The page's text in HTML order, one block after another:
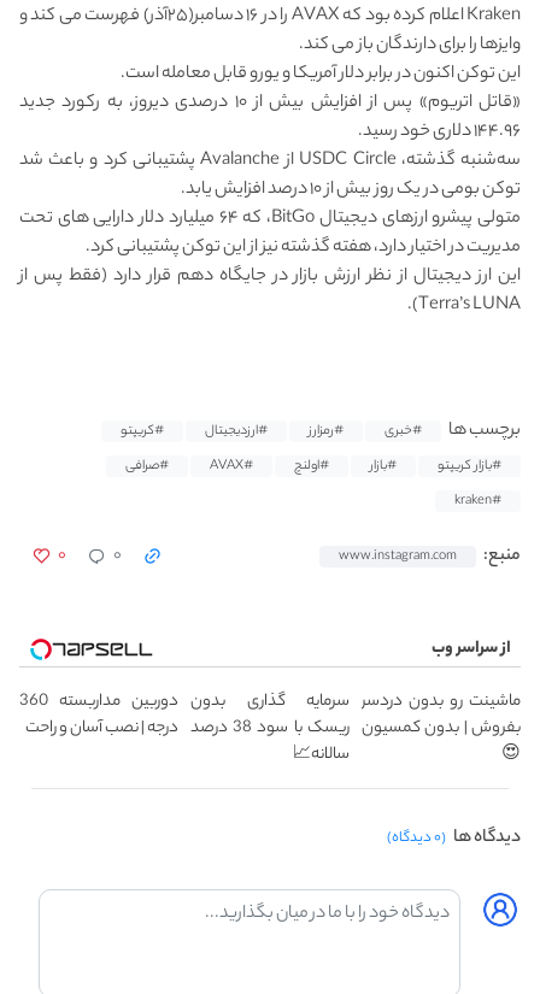
Kraken اعلام کرده بود که AVAX را در ۱۶ دسامبر(۲۵آذر) فهرست می کند و
وایزها را برای دارندگان باز می کند.
این توکن اکنون در برابر دلار آمریکا و یورو قابل معامله است.
«قاتل اتریوم» پس از افزایش بیش از ۱۰ درصدی دیروز، به رکورد جدید
۱۴۴.۹۶ دلاری خود رسید.
سه‌شنبه گذشته، USDC Circle از Avalanche پشتیبانی کرد و باعث شد
توکن بومی در یک روز بیش از ۱۰ درصد افزایش یابد.
متولی پیشرو ارزهای دیجیتال BitGo، که ۶۴ میلیارد دلار دارایی های تحت
مدیریت در اختیار دارد، هفته گذشته نیز از این توکن پشتیبانی کرد.
این ارز دیجیتال از نظر ارزش بازار در جایگاه دهم قرار دارد (فقط پس از
Terra’s LUNA).
برچسب ها #خبری #رمزارز #ارزدیجیتال
#کریپتو
#بازار کریپتو
#بازار #اولنچ #AVAX
#صرافی
#kraken
منبع: www.instagram.com ۰ ۰
از سراسر وب
ماشینت رو بدون دردسر
بفروش | بدون کمسیون
😍
سرمایه گذاری بدون
ریسک با سود 38 درصد
سالانه📈
دوربین مداربسته 360
درجه | نصب آسان و راحت
دیدگاه ها (۰ دیدگاه)